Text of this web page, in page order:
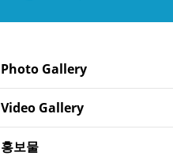
Photo Gallery
Video Gallery
홍보물